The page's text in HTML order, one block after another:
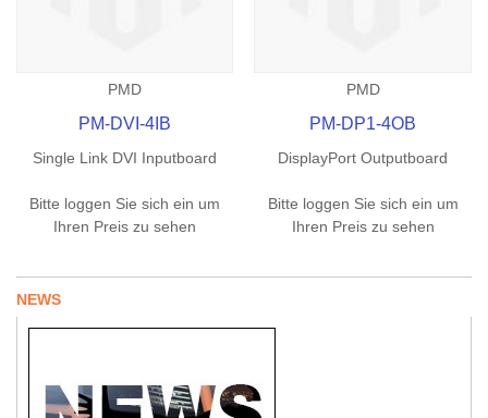
PMD
PM-DVI-4IB
Single Link DVI Inputboard
Bitte loggen Sie sich ein um
Ihren Preis zu sehen
PMD
PM-DP1-4OB
DisplayPort Outputboard
Bitte loggen Sie sich ein um
Ihren Preis zu sehen
NEWS